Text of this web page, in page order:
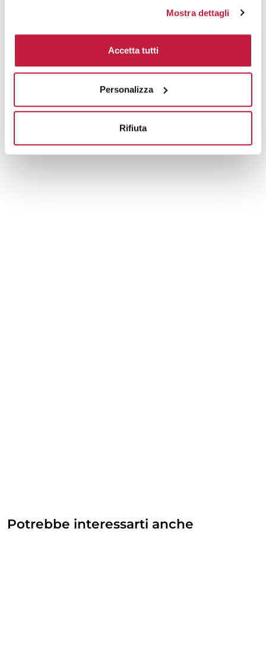
Mostra dettagli
Accetta tutti
Personalizza
Rifiuta
Tecniche di stampa
Domande e risposte
Prodotti alternativi
Potrebbe interessarti anche